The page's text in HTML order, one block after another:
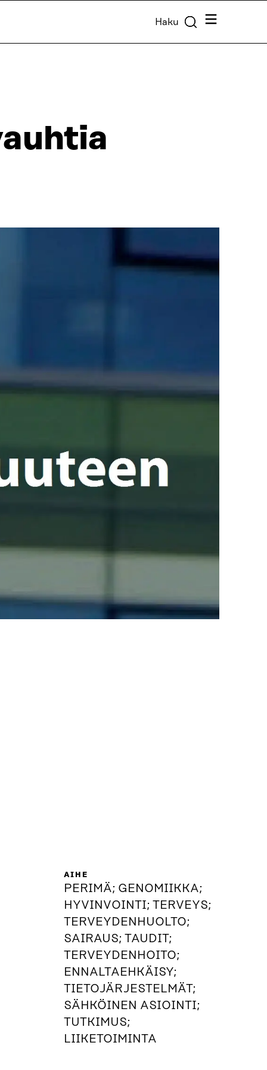
Haku Valikko
AIHE
PERIMÄ; GENOMIIKKA;
HYVINVOINTI; TERVEYS;
TERVEYDENHUOLTO;
SAIRAUS; TAUDIT;
TERVEYDENHOITO;
ENNALTAEHKÄISY;
TIETOJÄRJESTELMÄT;
SÄHKÖINEN ASIOINTI;
TUTKIMUS;
LIIKETOIMINTA